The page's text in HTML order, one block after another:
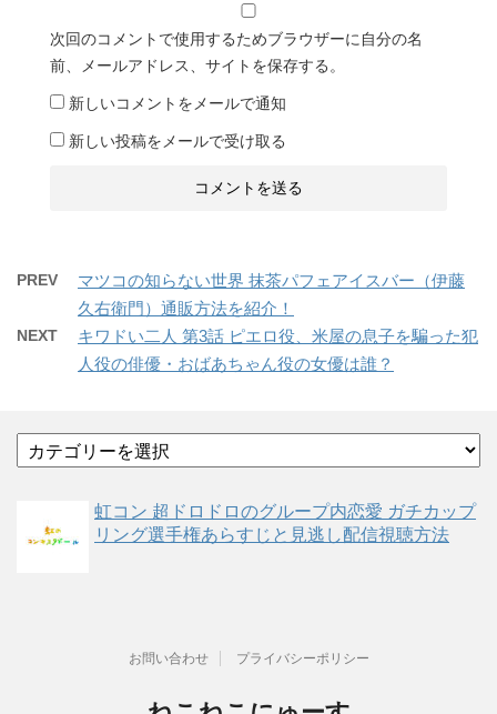
次回のコメントで使用するためブラウザーに自分の名
前、メールアドレス、サイトを保存する。
新しいコメントをメールで通知
新しい投稿をメールで受け取る
PREV
マツコの知らない世界 抹茶パフェアイスバー（伊藤
久右衛門）通販方法を紹介！
NEXT
キワドい二人 第3話 ピエロ役、米屋の息子を騙った犯
人役の俳優・おばあちゃん役の女優は誰？
テ
ー
虹コン 超ドロドロのグループ内恋愛 ガチカップ
リング選手権あらすじと見逃し配信視聴方法
お問い合わせ プライバシーポリシー